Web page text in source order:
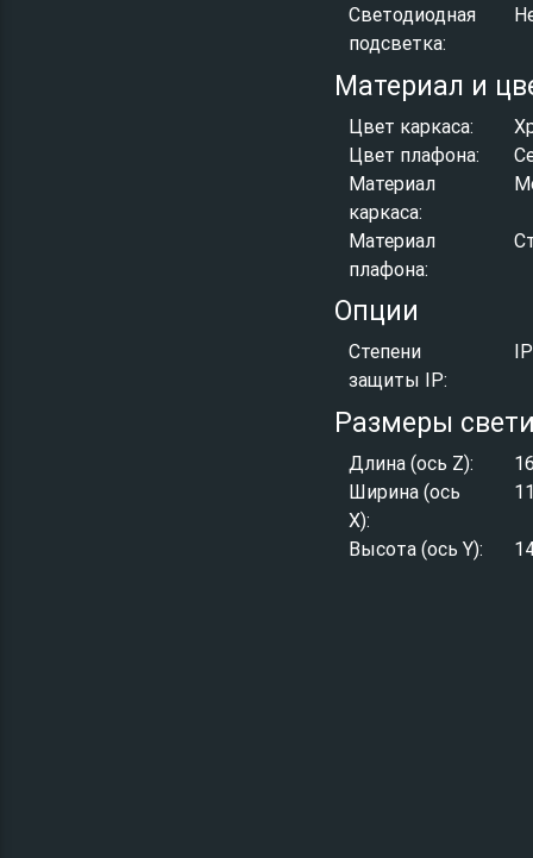
Светодиодная
подсветка:
Материал и
Цвет каркаса:
Цвет плафона:
Материал
каркаса:
Материал
плафона:
Опции
Степени
защиты IP:
Размеры
Длина (ось Z):
Ширина (ось
X):
Высота (ось Y):